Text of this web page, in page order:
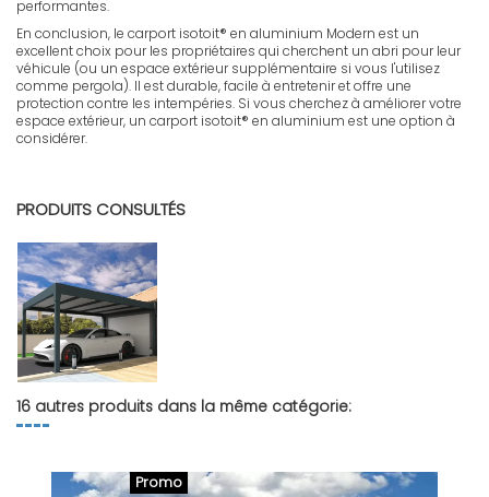
performantes.
En conclusion, le carport isotoit® en aluminium Modern est un
excellent choix pour les propriétaires qui cherchent un abri pour leur
véhicule (ou un espace extérieur supplémentaire si vous l'utilisez
comme pergola). Il est durable, facile à entretenir et offre une
protection contre les intempéries. Si vous cherchez à améliorer votre
espace extérieur, un carport isotoit® en aluminium est une option à
considérer.
PRODUITS CONSULTÉS
16 autres produits dans la même catégorie:
Promo